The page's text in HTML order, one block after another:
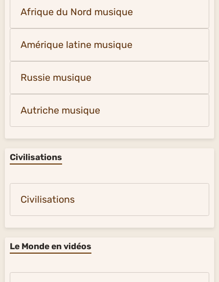
Afrique du Nord musique
Amérique latine musique
Russie musique
Autriche musique
Civilisations
Civilisations
Le Monde en vidéos